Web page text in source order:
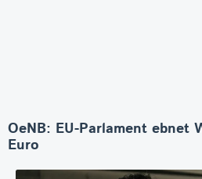
OeNB: EU-Parlament ebnet
Euro